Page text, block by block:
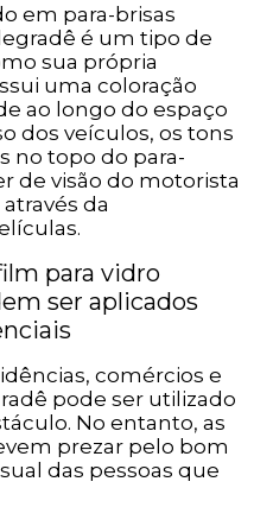
em para-brisas
é um tipo de
sua própria
uma coloração
ao longo do espaço
dos veículos, os tons
no topo do para-
de visão do motorista
da
para vidro
ser aplicados
comércios e
pode ser utilizado
No entanto, as
prezar pelo bom
das pessoas que